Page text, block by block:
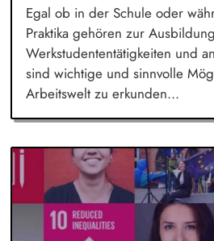
Egal ob in der Schule oder
Praktika gehören zur
Werkstudententätigkeiten und
sind wichtige und sinnvolle
Arbeitswelt zu erkunden...